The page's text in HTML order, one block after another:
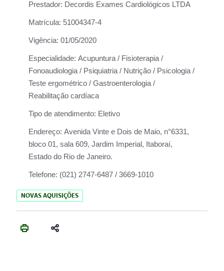
Prestador: Decordis Exames Cardiológicos LTDA
Matrícula: 51004347-4
Vigência: 01/05/2020
Especialidade: Acupuntura / Fisioterapia /
Fonoaudiologia / Psiquiatria / Nutrição / Psicologia /
Teste ergométrico / Gastroenterologia /
Reabilitação cardíaca
Tipo de atendimento: Eletivo
Endereço: Avenida Vinte e Dois de Maio, n°6331,
bloco 01, sala 609, Jardim Imperial, Itaboraí,
Estado do Rio de Janeiro.
Telefone: (021) 2747-6487 / 3669-1010
NOVAS AQUISIÇÕES